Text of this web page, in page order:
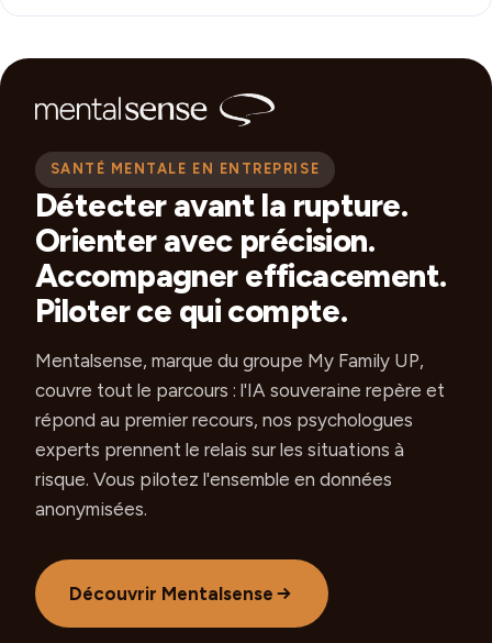
SANTÉ MENTALE EN ENTREPRISE
Détecter avant la rupture.
Orienter avec précision.
Accompagner efficacement.
Piloter ce qui compte.
Mentalsense, marque du groupe My Family UP,
couvre tout le parcours : l'IA souveraine repère et
répond au premier recours, nos psychologues
experts prennent le relais sur les situations à
risque. Vous pilotez l'ensemble en données
anonymisées.
Découvrir Mentalsense